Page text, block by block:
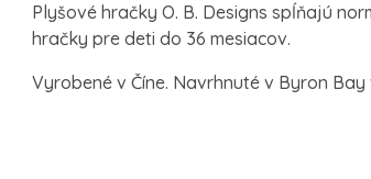
Plyšové hračky O. B. Designs spĺňajú
hračky pre deti do 36 mesiacov.
Vyrobené v Číne. Navrhnuté v Byron Bay